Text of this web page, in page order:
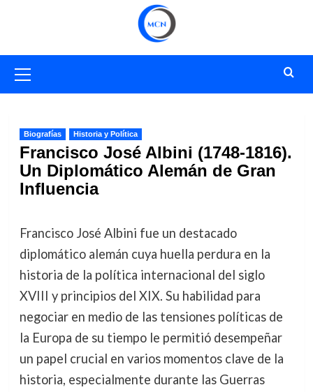
primario
Biografías Historia y Política
Francisco José Albini (1748-1816).
Un Diplomático Alemán de Gran
Influencia
Francisco José Albini fue un destacado
diplomático alemán cuya huella perdura en la
historia de la política internacional del siglo
XVIII y principios del XIX. Su habilidad para
negociar en medio de las tensiones políticas de
la Europa de su tiempo le permitió desempeñar
un papel crucial en varios momentos clave de la
historia, especialmente durante las Guerras